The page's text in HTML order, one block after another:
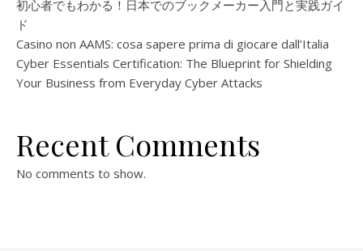
初心者でもわかる！日本でのブックメーカー入門と実践ガイ
ド
Casino non AAMS: cosa sapere prima di giocare dall’Italia
Cyber Essentials Certification: The Blueprint for Shielding
Your Business from Everyday Cyber Attacks
Recent Comments
No comments to show.